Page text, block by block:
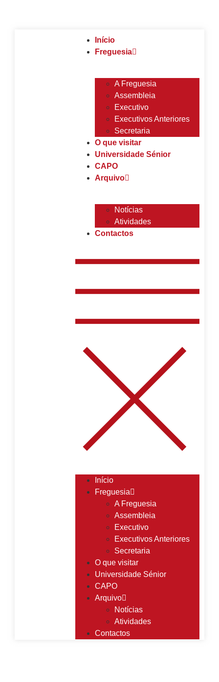
Início
Freguesia
A Freguesia
Assembleia
Executivo
Executivos Anteriores
Secretaria
O que visitar
Universidade Sénior
CAPO
Arquivo
Notícias
Atividades
Contactos
Início
Freguesia
A Freguesia
Assembleia
Executivo
Executivos Anteriores
Secretaria
O que visitar
Universidade Sénior
CAPO
Arquivo
Notícias
Atividades
Contactos